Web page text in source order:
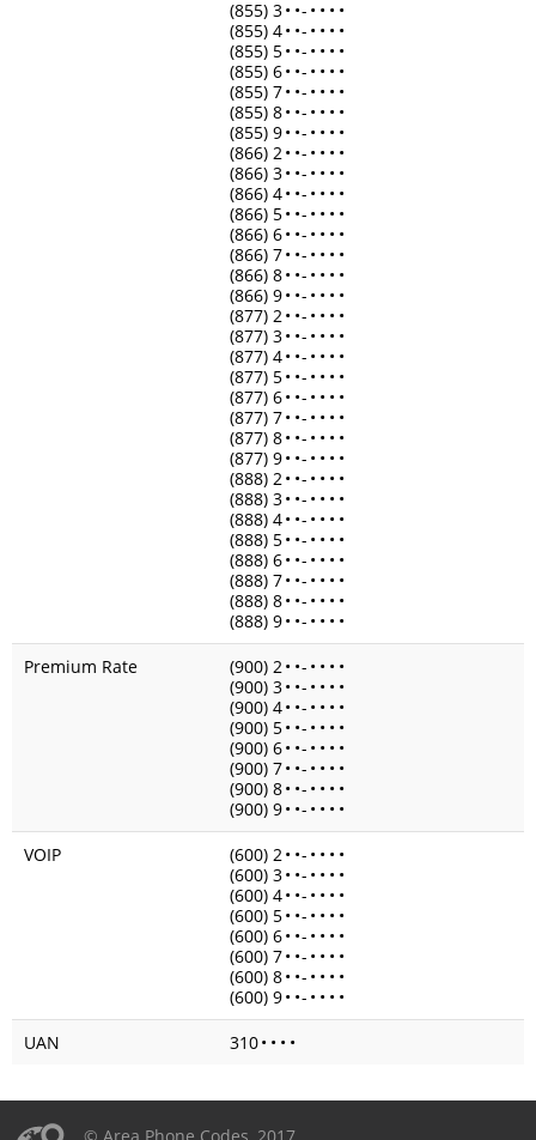
(855) 3• •- • • • •
(855) 4• •- • • • •
(855) 5• •- • • • •
(855) 6• •- • • • •
(855) 7• •- • • • •
(855) 8• •- • • • •
(855) 9• •- • • • •
(866) 2• •- • • • •
(866) 3• •- • • • •
(866) 4• •- • • • •
(866) 5• •- • • • •
(866) 6• •- • • • •
(866) 7• •- • • • •
(866) 8• •- • • • •
(866) 9• •- • • • •
(877) 2• •- • • • •
(877) 3• •- • • • •
(877) 4• •- • • • •
(877) 5• •- • • • •
(877) 6• •- • • • •
(877) 7• •- • • • •
(877) 8• •- • • • •
(877) 9• •- • • • •
(888) 2• •- • • • •
(888) 3• •- • • • •
(888) 4• •- • • • •
(888) 5• •- • • • •
(888) 6• •- • • • •
(888) 7• •- • • • •
(888) 8• •- • • • •
(888) 9• •- • • • •
Premium Rate
(900) 2• •- • • • •
(900) 3• •- • • • •
(900) 4• •- • • • •
(900) 5• •- • • • •
(900) 6• •- • • • •
(900) 7• •- • • • •
(900) 8• •- • • • •
(900) 9• •- • • • •
VOIP
(600) 2• •- • • • •
(600) 3• •- • • • •
(600) 4• •- • • • •
(600) 5• •- • • • •
(600) 6• •- • • • •
(600) 7• •- • • • •
(600) 8• •- • • • •
(600) 9• •- • • • •
UAN
310• • • •